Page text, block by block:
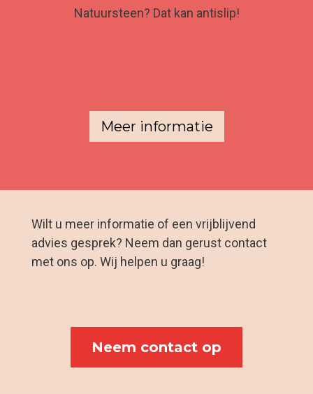
Natuursteen? Dat kan antislip!
Meer informatie
Wilt u meer informatie of een vrijblijvend
advies gesprek? Neem dan gerust contact
met ons op. Wij helpen u graag!
Neem contact op